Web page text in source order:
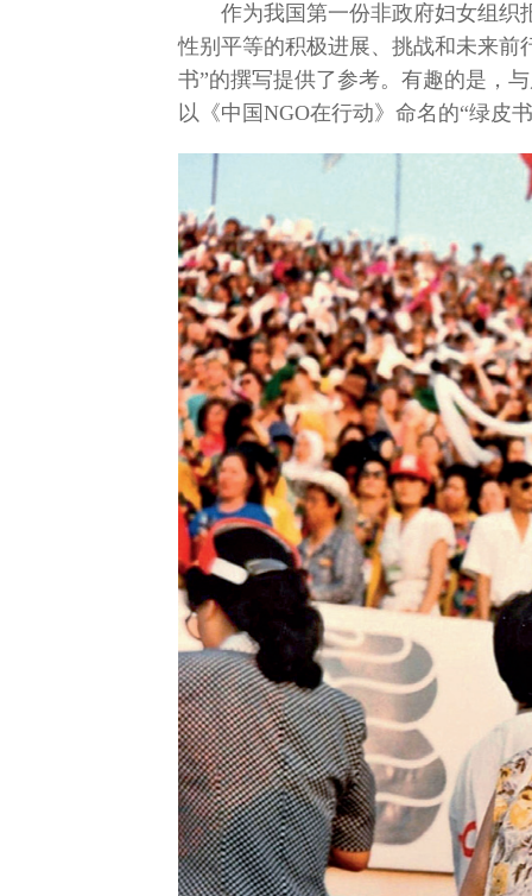
作为我国第一份非政府妇女组织
性别平等的积极进展、挑战和未来前
书”的撰写提供了参考。有趣的是，
以《中国NGO在行动》命名的“绿皮